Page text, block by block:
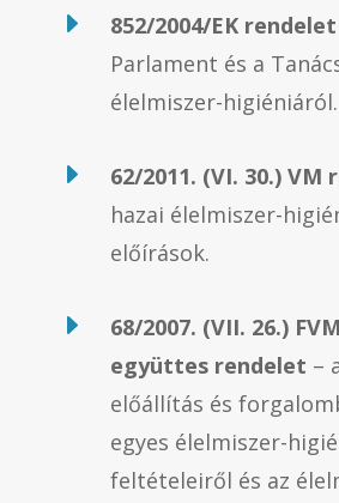
E 852/2004/EK rendelet
Parlament és a
élelmiszer-higiéniáról.
E 62/2011. (VI. 30.) VM
hazai élelmiszer-
előírások.
E
68/2007. (VII. 26.)
együttes rendelet –
előállítás és
egyes élelmiszer-
feltételeiről és az